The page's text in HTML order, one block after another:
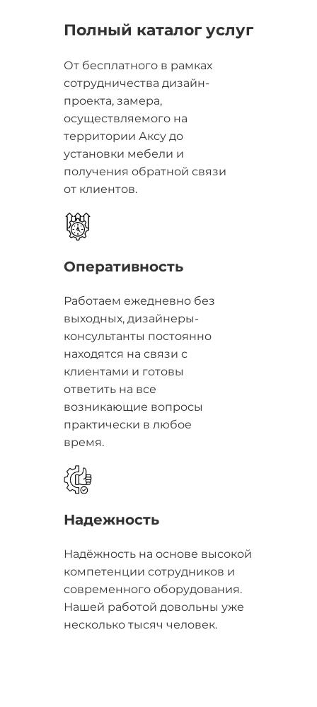
Полный каталог услуг
От бесплатного в рамках
сотрудничества дизайн-
проекта, замера,
осуществляемого на
территории Аксу до
установки мебели и
получения обратной связи
от клиентов.
Оперативность
Работаем ежедневно без
выходных, дизайнеры-
консультанты постоянно
находятся на связи с
клиентами и готовы
ответить на все
возникающие вопросы
практически в любое
время.
Надежность
Надёжность на основе высокой
компетенции сотрудников и
современного оборудования.
Нашей работой довольны уже
несколько тысяч человек.